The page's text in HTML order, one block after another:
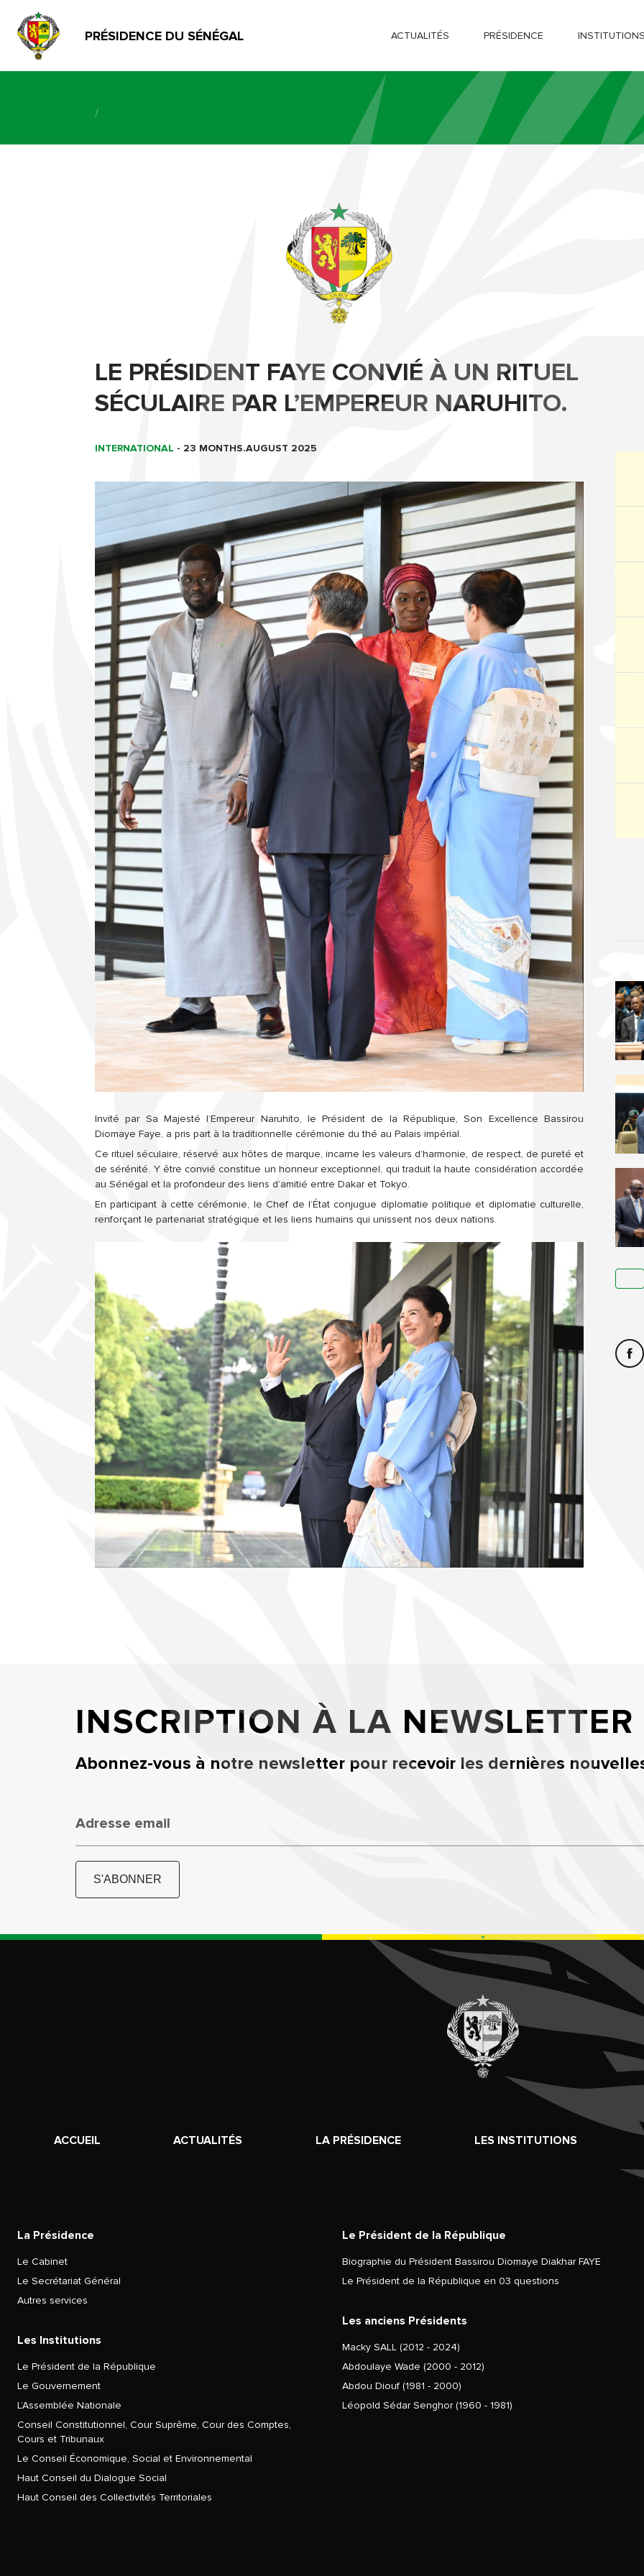
PRÉSIDENCE DU SÉNÉGAL ACTUALITÉS PRÉSIDENCE
/
LE PRÉSIDENT FAYE CONVIÉ À UN RITUEL
SÉCULAIRE PAR L’EMPEREUR NARUHITO.
INTERNATIONAL - 23 MONTHS.AUGUST 2025
Invité par Sa Majesté l’Empereur Naruhito, le Président de la République, Son Excellence Bassirou
Diomaye Faye, a pris part à la traditionnelle cérémonie du thé au Palais impérial.
Ce rituel séculaire, réservé aux hôtes de marque, incarne les valeurs d’harmonie, de respect, de pureté et
de sérénité. Y être convié constitue un honneur exceptionnel, qui traduit la haute considération accordée
au Sénégal et la profondeur des liens d’amitié entre Dakar et Tokyo.
En participant à cette cérémonie, le Chef de l’État conjugue diplomatie politique et diplomatie culturelle,
renforçant le partenariat stratégique et les liens humains qui unissent nos deux nations.
INSCRIPTION À LA NEWSLETTER
Abonnez-vous à notre newsletter pour recevoir les dernières
Adresse email
S'ABONNER
ACCUEIL ACTUALITÉS LA PRÉSIDENCE LES INSTITUTIONS
La Présidence
Le Cabinet
Le Secrétariat Général
Autres services
Les Institutions
Le Président de la République
Le Gouvernement
L’Assemblée Nationale
Conseil Constitutionnel, Cour Suprême, Cour des Comptes,
Cours et Tribunaux
Le Conseil Économique, Social et Environnemental
Haut Conseil du Dialogue Social
Haut Conseil des Collectivités Territoriales
Le Président de la République
Biographie du Président Bassirou Diomaye Diakhar FAYE
Le Président de la République en 03 questions
Les anciens Présidents
Macky SALL (2012 - 2024)
Abdoulaye Wade (2000 - 2012)
Abdou Diouf (1981 - 2000)
Léopold Sédar Senghor (1960 - 1981)